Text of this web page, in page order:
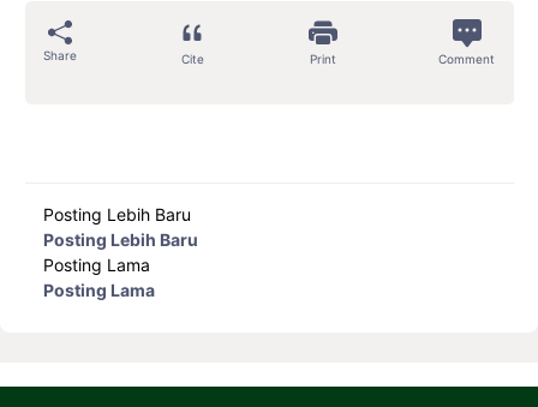
Share Cite Print Comment
Posting Lebih Baru
Posting Lebih Baru
Posting Lama
Posting Lama